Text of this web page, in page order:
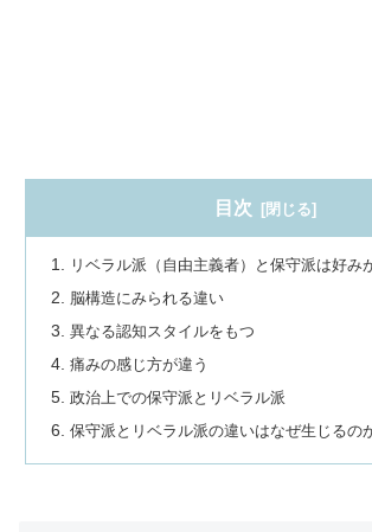
目次
リベラル派（自由主義者）と保守派は好み
脳構造にみられる違い
異なる認知スタイルをもつ
痛みの感じ方が違う
政治上での保守派とリベラル派
保守派とリベラル派の違いはなぜ生じるの